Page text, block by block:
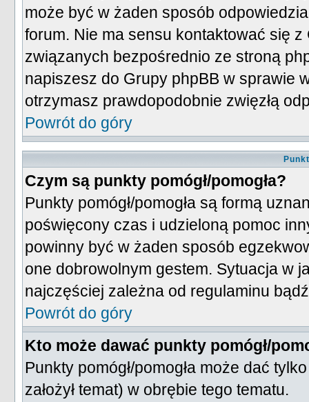
może być w żaden sposób
forum. Nie ma sensu kontaktować się
związanych bezpośrednio ze stroną
napiszesz do Grupy phpBB w sprawie
otrzymasz prawdopodobnie zwięzłą
Powrót do góry
Czym są punkty pomógł/pomogła?
Punkty pomógł/pomogła są formą
poświęcony czas i udzieloną pomoc
powinny być w żaden sposób
one dobrowolnym gestem. Sytuacja w
najczęściej zależna od regulaminu
Powrót do góry
Kto może dawać punkty pomógł/
Punkty pomógł/pomogła może dać
założył temat) w obrębie tego tematu.